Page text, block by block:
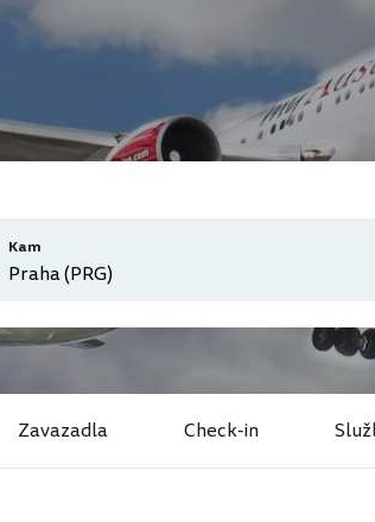
Kam
Zavazadla Check-in